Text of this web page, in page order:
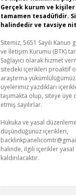
Gerçek kurum ve
tamamen tesadüfidir.
halindedir ve tavsiye
Sitemiz, 5651 Sayılı
ve İletişim Kurumu (BTK)
Sağlayıcı olarak hizmet
sitedeki içerikleri proaktif
araştırma
üyelerimiz yazdıkları
taşımakta olup, siteye
etmiş sayılırlar.
Hukuka ve yasal
düşündüğünüz içerikleri,
halinde, ilgili içerikler
kaldırılacaktır.